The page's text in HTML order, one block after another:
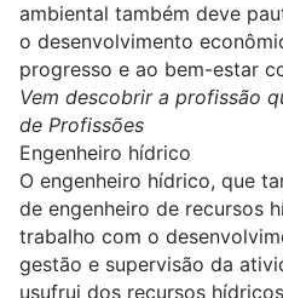
ambiental também deve
o desenvolvimento
progresso e ao bem-estar
Vem descobrir a profissão
de Profissões
Engenheiro hídrico
O engenheiro hídrico, que
de engenheiro de recursos
trabalho com o
gestão e supervisão da
usufrui dos recursos hídricos